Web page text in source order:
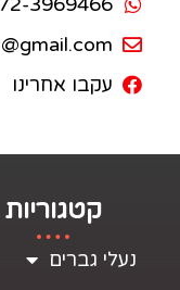
עקבו אחרינו
קטגוריות
נעלי גברים